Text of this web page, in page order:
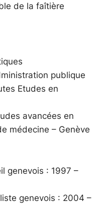
de la faîtière
publique
Etudes en
avancées en
médecine – Genève
genevois : 1997 –
genevois : 2004 –